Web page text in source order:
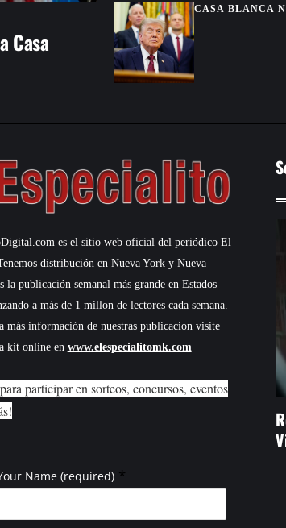
Casa
CASA BLANCA
es el sitio web oficial del periódico El
distribución en Nueva York y Nueva
la publicación semanal más grande en Estados
a más de 1 millon de lectores cada semana.
más información de nuestras publicacion visite
kit online en www.elespecialitomk.com
participar en sorteos, concursos, eventos
Name (required) *